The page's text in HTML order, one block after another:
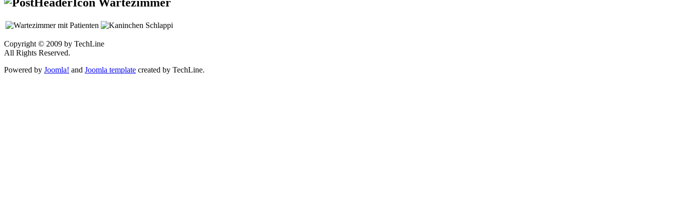
Copyright © 2009 by TechLine
All Rights Reserved.
Powered by Joomla! and Joomla template created by TechLine.